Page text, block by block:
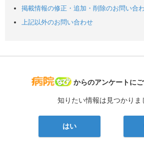
掲載情報の修正・追加・削除のお問い合
上記以外のお問い合わせ
病院なび
からのアンケートにご
知りたい情報は見つかりま
はい